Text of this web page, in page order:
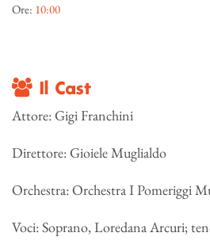
Ore: 10:00
Il Cast
Attore: Gigi Franchini
Direttore: Gioiele Muglialdo
Orchestra: Orchestra I Pomeriggi
Voci: Soprano, Loredana Arcuri;